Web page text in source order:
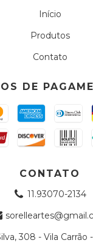
Início
Produtos
Contato
DE
CONTATO
11.93070-2134
308 - Vila